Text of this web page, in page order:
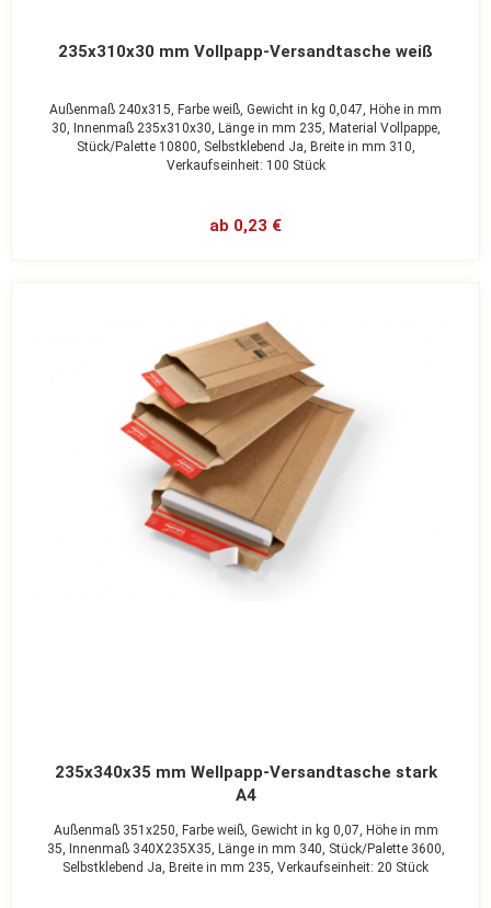
235x310x30 mm Vollpapp-Versandtasche weiß
Außenmaß 240x315, Farbe weiß, Gewicht in kg 0,047, Höhe in mm
30, Innenmaß 235x310x30, Länge in mm 235, Material Vollpappe,
Stück/Palette 10800, Selbstklebend Ja, Breite in mm 310,
Verkaufseinheit: 100 Stück
ab 0,23 €
235x340x35 mm Wellpapp-Versandtasche stark
A4
Außenmaß 351x250, Farbe weiß, Gewicht in kg 0,07, Höhe in mm
35, Innenmaß 340X235X35, Länge in mm 340, Stück/Palette 3600,
Selbstklebend Ja, Breite in mm 235, Verkaufseinheit: 20 Stück